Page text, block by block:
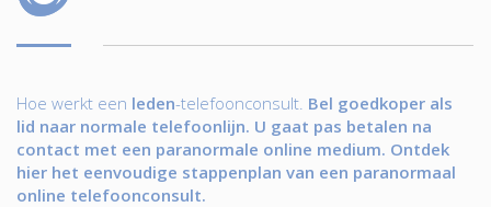
Hoe werkt een leden-telefoonconsult. Bel goedkoper als
lid naar normale telefoonlijn. U gaat pas betalen na
contact met een paranormale online medium. Ontdek
hier het eenvoudige stappenplan van een paranormaal
online telefoonconsult.